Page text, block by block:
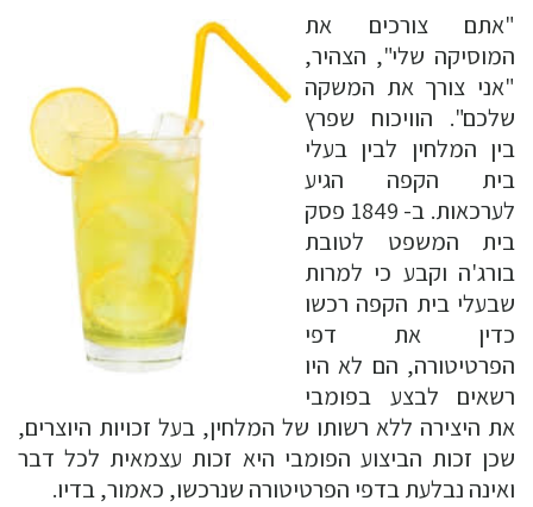
"אתם צורכים את
המוסיקה שלי", הצהיר,
"אני צורך את המשקה
שלכם". הוויכוח שפרץ
בין המלחין לבין בעלי
בית הקפה הגיע
לערכאות. ב- 1849 פסק
בית המשפט לטובת
בורג'ה וקבע כי למרות
שבעלי בית הקפה רכשו
כדין את דפי
הפרטיטורה, הם לא היו
רשאים לבצע בפומבי
את היצירה ללא רשותו של המלחין, בעל זכויות היוצרים,
שכן זכות הביצוע הפומבי היא זכות עצמאית לכל דבר
ואינה נבלעת בדפי הפרטיטורה שנרכשו, כאמור, בדיו.